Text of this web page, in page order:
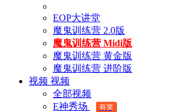
EOP大讲堂
魔鬼训练营 2.0版
魔鬼训练营 Midi版
魔鬼训练营 黄金版
魔鬼训练营 进阶版
视频 视频
全部视频
E神秀场
有奖